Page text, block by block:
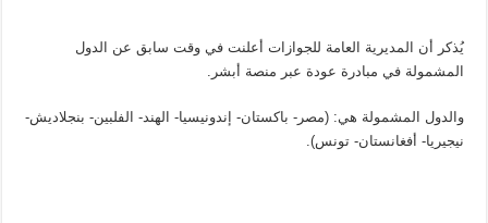
يُذكر أن المديرية العامة للجوازات أعلنت في وقت سابق عن الدول
المشمولة في مبادرة عودة عبر منصة أبشر.
والدول المشمولة هي: (مصر- باكستان- إندونيسيا- الهند- الفلبين- بنجلاديش-
نيجيريا- أفغانستان- تونس).